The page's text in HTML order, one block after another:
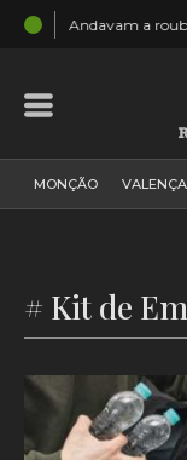
em hipermercado
MONÇÃO VALENÇA
PONTE
VALE DO MINHO
VILA PRAIA DE ÂNCORA
# Kit de